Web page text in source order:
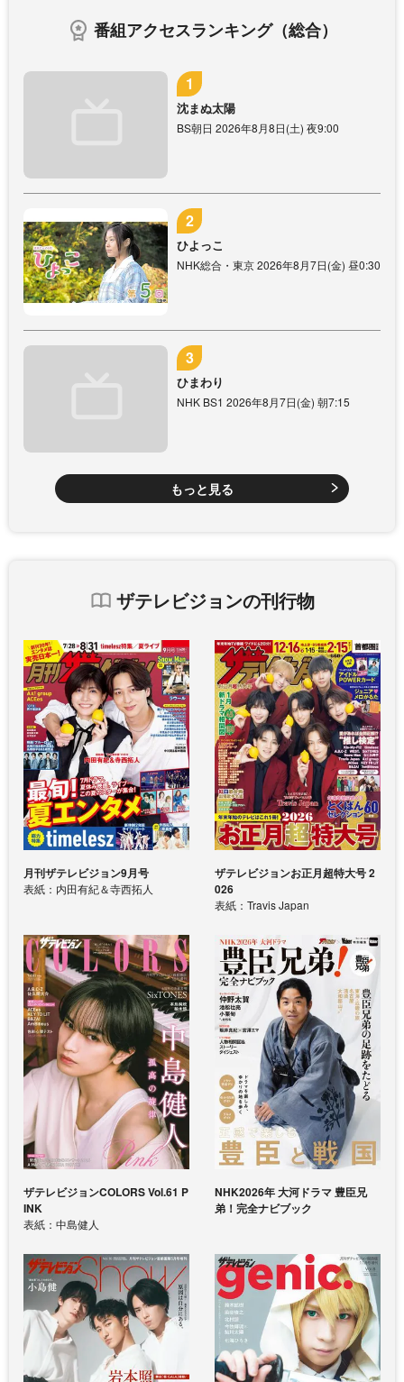
番組アクセスランキング（総合）
沈まぬ太陽
BS朝日 2026年8月8日(土) 夜9:00
ひよっこ
NHK総合・東京 2026年8月7日(金) 昼0:30
ひまわり
NHK BS1 2026年8月7日(金) 朝7:15
もっと見る
ザテレビジョンの刊行物
月刊ザテレビジョン9月号
表紙：内田有紀＆寺西拓人
ザテレビジョンお正月超特大号 2
026
表紙：Travis Japan
ザテレビジョンCOLORS Vol.61 P
INK
表紙：中島健人
NHK2026年 大河ドラマ 豊臣兄
弟！完全ナビブック